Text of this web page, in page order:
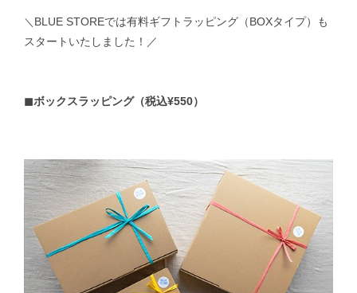
＼ BLUE STOREでは有料ギフトラッピング（BOXタイプ）も
スタートいたしました！／
◼︎ボックスラッピング（税込¥550）